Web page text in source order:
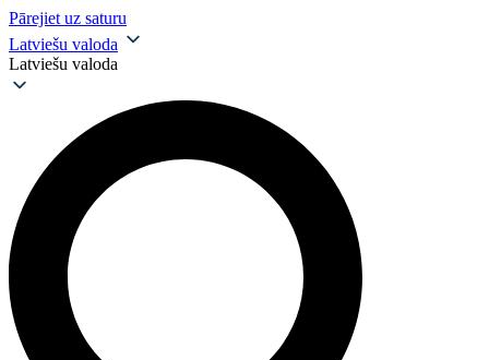
Pārejiet uz saturu
Latviešu valoda
Latviešu valoda